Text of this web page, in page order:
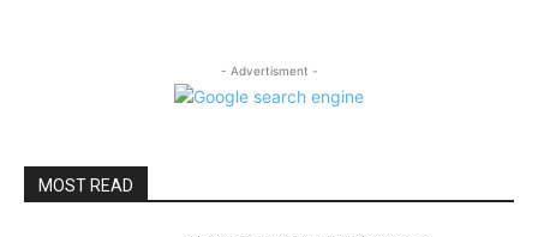
- Advertisment -
MOST READ